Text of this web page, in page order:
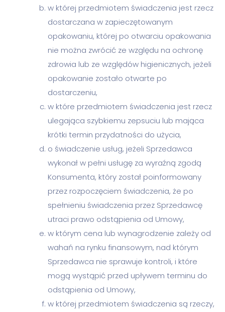
w której przedmiotem świadczenia jest rzecz
dostarczana w zapieczętowanym
opakowaniu, której po otwarciu opakowania
nie można zwrócić ze względu na ochronę
zdrowia lub ze względów higienicznych, jeżeli
opakowanie zostało otwarte po
dostarczeniu,
w które przedmiotem świadczenia jest rzecz
ulegająca szybkiemu zepsuciu lub mająca
krótki termin przydatności do użycia,
o świadczenie usług, jeżeli Sprzedawca
wykonał w pełni usługę za wyraźną zgodą
Konsumenta, który został poinformowany
przez rozpoczęciem świadczenia, że po
spełnieniu świadczenia przez Sprzedawcę
utraci prawo odstąpienia od Umowy,
w którym cena lub wynagrodzenie zależy od
wahań na rynku finansowym, nad którym
Sprzedawca nie sprawuje kontroli, i które
mogą wystąpić przed upływem terminu do
odstąpienia od Umowy,
w której przedmiotem świadczenia są rzeczy,